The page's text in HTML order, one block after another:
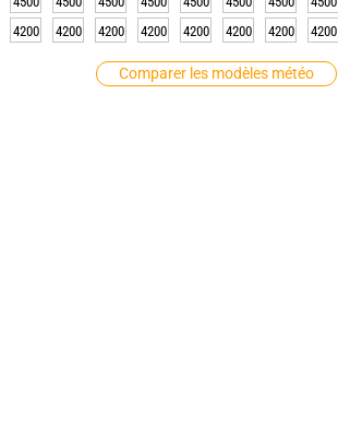
Comparer les modèles météo
4200 4200 4200 4200 4200 4200 4200 4200